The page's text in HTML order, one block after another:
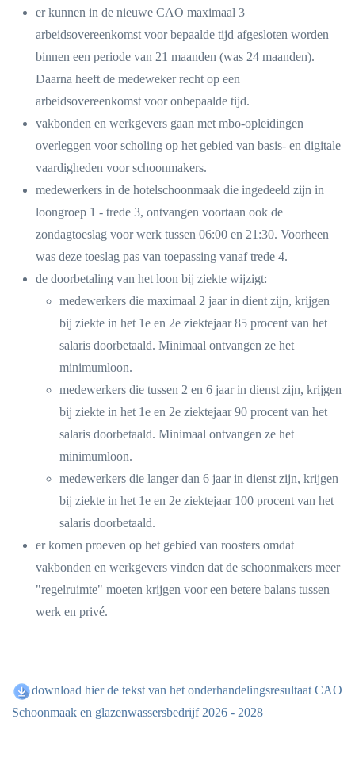
er kunnen in de nieuwe CAO maximaal 3
arbeidsovereenkomst voor bepaalde tijd afgesloten worden
binnen een periode van 21 maanden (was 24 maanden).
Daarna heeft de medeweker recht op een
arbeidsovereenkomst voor onbepaalde tijd.
vakbonden en werkgevers gaan met mbo-opleidingen
overleggen voor scholing op het gebied van basis- en digitale
vaardigheden voor schoonmakers.
medewerkers in de hotelschoonmaak die ingedeeld zijn in
loongroep 1 - trede 3, ontvangen voortaan ook de
zondagtoeslag voor werk tussen 06:00 en 21:30. Voorheen
was deze toeslag pas van toepassing vanaf trede 4.
de doorbetaling van het loon bij ziekte wijzigt:
medewerkers die maximaal 2 jaar in dient zijn, krijgen
bij ziekte in het 1e en 2e ziektejaar 85 procent van het
salaris doorbetaald. Minimaal ontvangen ze het
minimumloon.
medewerkers die tussen 2 en 6 jaar in dienst zijn, krijgen
bij ziekte in het 1e en 2e ziektejaar 90 procent van het
salaris doorbetaald. Minimaal ontvangen ze het
minimumloon.
medewerkers die langer dan 6 jaar in dienst zijn, krijgen
bij ziekte in het 1e en 2e ziektejaar 100 procent van het
salaris doorbetaald.
er komen proeven op het gebied van roosters omdat
vakbonden en werkgevers vinden dat de schoonmakers meer
"regelruimte" moeten krijgen voor een betere balans tussen
werk en privé.
download hier de tekst van het onderhandelingsresultaat CAO
Schoonmaak en glazenwassersbedrijf 2026 - 2028